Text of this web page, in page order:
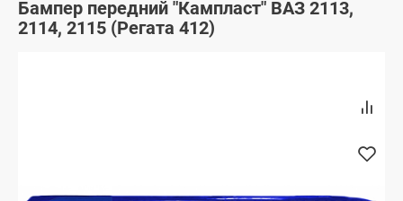
Бампер передний "Кампласт" ВАЗ 2113,
2114, 2115 (Регата 412)